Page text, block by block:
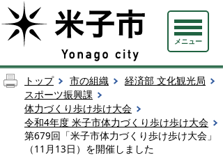
メニュー
トップ 市の組織
経済部 文化観光局
スポーツ振興課
体力づくり歩け歩け大会
令和4年度 米子市体力づくり歩け歩け大会
第679回「米子市体力づくり歩け歩け大会」
（11月13日）を開催しました